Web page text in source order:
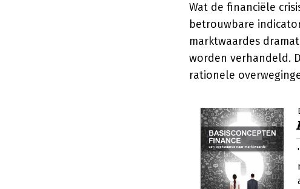
Wat de financiële
betrouwbare
marktwaardes
worden verhandeld.
rationele